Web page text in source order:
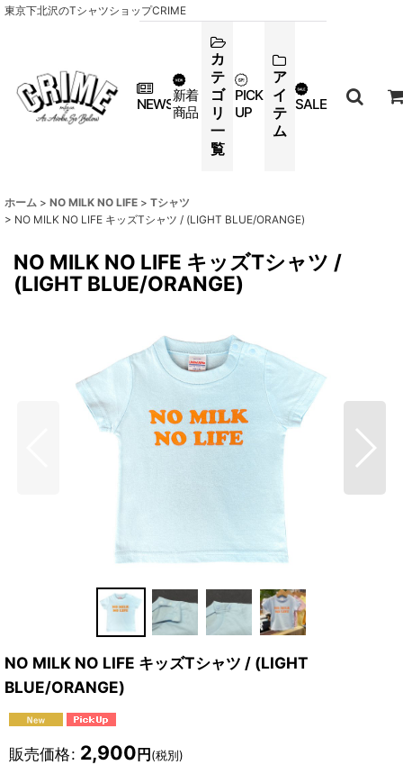
東京下北沢のTシャツショップCRIME
NEWS新着
商品
カ
テ
ゴ
リ
一
覧
PICK
UP
ア
イ
テ
ム
SALE
ホーム > NO MILK NO LIFE > Tシャツ
> NO MILK NO LIFE キッズTシャツ / (LIGHT BLUE/ORANGE)
NO MILK NO LIFE キッズTシャツ /
(LIGHT BLUE/ORANGE)
NO MILK NO LIFE キッズTシャツ / (LIGHT
BLUE/ORANGE)
販売価格: 2,900 円 (税別)